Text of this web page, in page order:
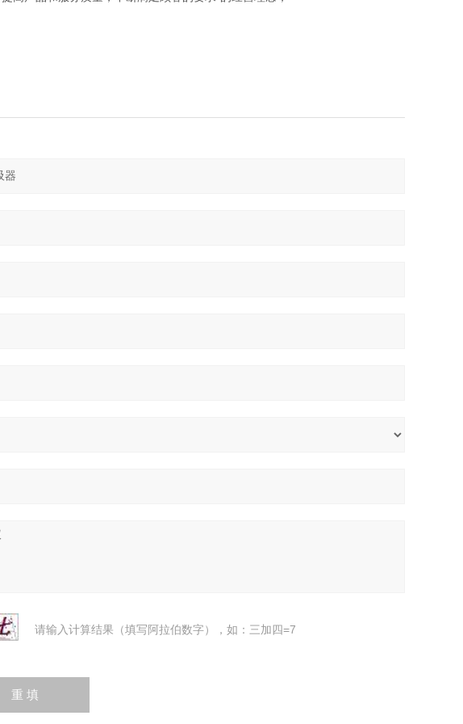
请输入计算结果（填写阿拉伯数字），如：三加四=7